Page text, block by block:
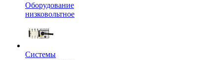
Оборудование
низковольтное
Системы